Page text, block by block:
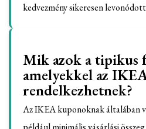
kedvezmény sikeresen
Mik azok a tipikus
amelyekkel az
rendelkezhetnek?
Az IKEA kuponoknak általában